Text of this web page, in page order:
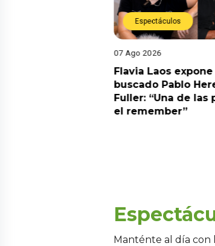
Espectáculos
07 Ago 2026
Flavia Laos
buscado Pablo
Fuller: “Una de las
el remember”
Manténte al día con